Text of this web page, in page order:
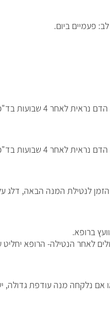
פעמיים ביום.
לנטילת המנה הבאה,
ברופא.
לאחר הנטילה- הרופא
אם נלקחה מנה עודפת גדולה,